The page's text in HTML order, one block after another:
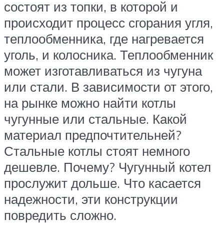
состоят из топки, в которой и
происходит процесс сгорания угля,
теплообменника, где нагревается
уголь, и колосника. Теплообменник
может изготавливаться из чугуна
или стали. В зависимости от этого,
на рынке можно найти котлы
чугунные или стальные. Какой
материал предпочтительней?
Стальные котлы стоят немного
дешевле. Почему? Чугунный котел
прослужит дольше. Что касается
надежности, эти конструкции
повредить сложно.